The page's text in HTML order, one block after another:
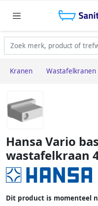
Kranen Wastafelkranen
Hansa Vario
wastafelkraan
Dit product is momenteel